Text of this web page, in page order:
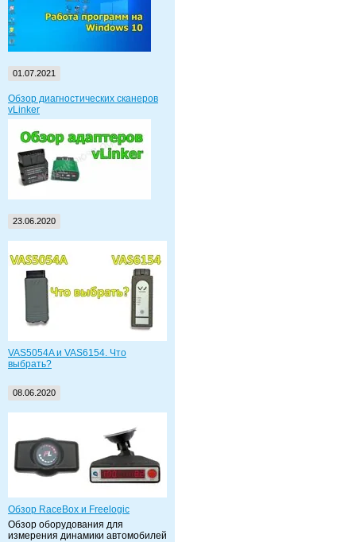
01.07.2021
Обзор диагностических сканеров
vLinker
23.06.2020
VAS5054A и VAS6154. Что
выбрать?
08.06.2020
Обзор RaceBox и Freelogic
Обзор оборудования для
измерения динамики автомобилей